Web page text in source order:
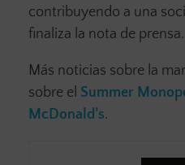
contribuyendo a una
finaliza la nota de prensa.
Más noticias sobre la
sobre el Summer
McDonald’s.